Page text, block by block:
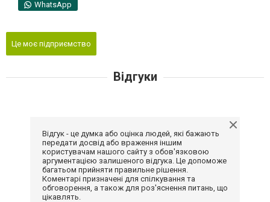
WhatsApp
Це моє підприємство
Відгуки
Відгук - це думка або оцінка людей, які бажають
передати досвід або враження іншим
користувачам нашого сайту з обов'язковою
аргументацією залишеного відгука. Це допоможе
багатьом прийняти правильне рішення.
Коментарі призначені для спілкування та
обговорення, а також для роз'яснення питань, що
цікавлять.